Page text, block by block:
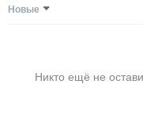
Новые
Никто ещё не